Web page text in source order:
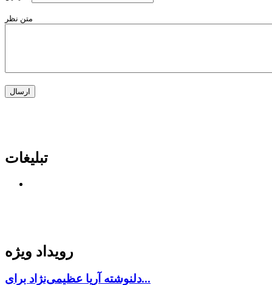
متن نظر
تبلیغات
رویداد ویژه
دلنوشته آریا عظیمی‌نژاد برای...